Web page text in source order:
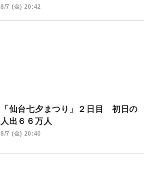
8/7 (金) 20:42
「仙台七夕まつり」２日目 初日の
人出６６万人
8/7 (金) 20:40